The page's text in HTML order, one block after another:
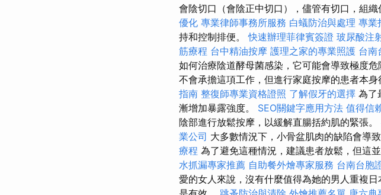
會陰切口（會陰正中切口），儘管有切口，組織
優化 專業律師事務所服務 白蟻防治與處理 專業
持和控制排便。快速辦理菲律賓簽證 玻尿酸注
筋療程 台中精油按摩 護理之家的專業照護 台南
如何治療陰道酵母菌感染，它可能會導致極度
不會承擔這項工作，但進行家庭按摩的患者本身
指南 整復師專業資格證照 了解假牙的選擇 為了
漸增加暴露強度。 SEO關鍵字應用方法 值得信
陰部進行放鬆按摩，以緩解直腸括約肌的緊張。
業公司 大多數情況下，小骨盆肌肉的缺陷會導
療程 為了避免這種情況，建議患者放鬆，但這
水抓漏專家推薦 自助餐外燴專家服務 台南台胞
愛的女人來說，沒有什麼值得為她的男人重複